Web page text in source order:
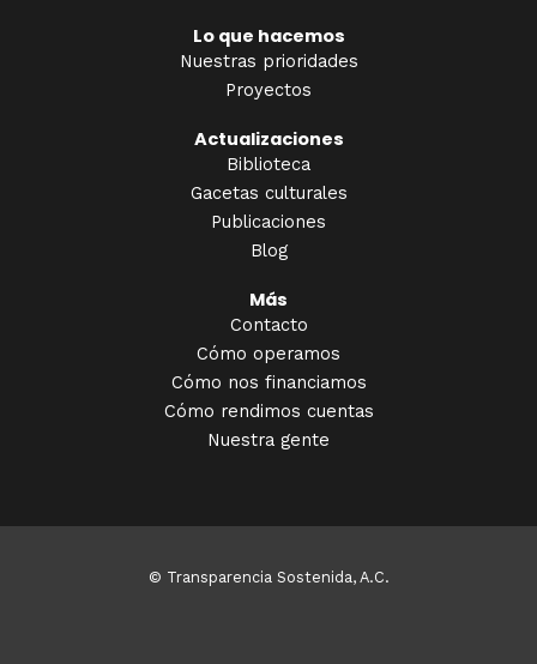
Lo que hacemos
Nuestras prioridades
Proyectos
Actualizaciones
Biblioteca
Gacetas culturales
Publicaciones
Blog
Más
Contacto
Cómo operamos
Cómo nos financiamos
Cómo rendimos cuentas
Nuestra gente
© Transparencia Sostenida, A.C.